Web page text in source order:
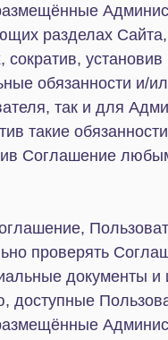
Сайта иным
за
когда такие действия были
соответствии с отдельным
в любое время без
уведомления имеет право
и изменение
его услуг, разделов,
вносить в Сайт его услуги,